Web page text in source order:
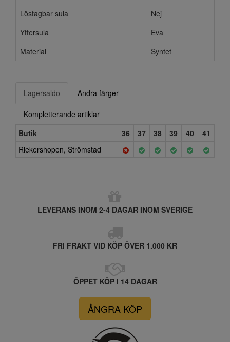
Löstagbar sula
Nej
Yttersula
Eva
Material
Syntet
Lagersaldo Andra färger
Kompletterande artiklar
Butik
36 37 38 39 40
41
Riekershopen, Strömstad
LEVERANS INOM 2-4 DAGAR INOM SVERIGE
FRI FRAKT VID KÖP ÖVER 1.000 KR
ÖPPET KÖP I 14 DAGAR
ÅNGRA KÖP